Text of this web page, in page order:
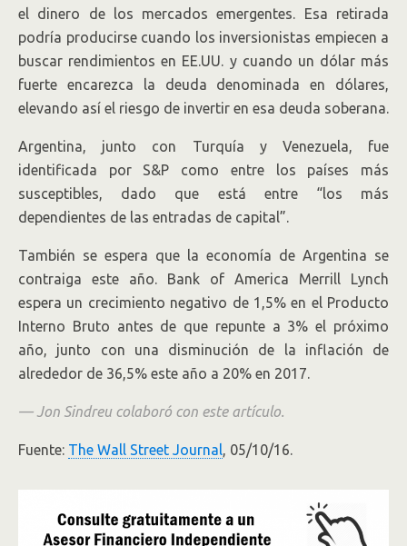
el dinero de los mercados emergentes. Esa retirada
podría producirse cuando los inversionistas empiecen a
buscar rendimientos en EE.UU. y cuando un dólar más
fuerte encarezca la deuda denominada en dólares,
elevando así el riesgo de invertir en esa deuda soberana.
Argentina, junto con Turquía y Venezuela, fue
identificada por S&P como entre los países más
susceptibles, dado que está entre “los más
dependientes de las entradas de capital”.
También se espera que la economía de Argentina se
contraiga este año. Bank of America Merrill Lynch
espera un crecimiento negativo de 1,5% en el Producto
Interno Bruto antes de que repunte a 3% el próximo
año, junto con una disminución de la inflación de
alrededor de 36,5% este año a 20% en 2017.
— Jon Sindreu colaboró con este artículo.
Fuente: The Wall Street Journal, 05/10/16.